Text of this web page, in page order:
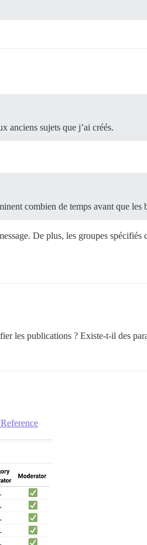
anciens sujets que j’ai créés.
combien de temps avant que les
De plus, les groupes spécifiés
les publications ? Existe-t-il des